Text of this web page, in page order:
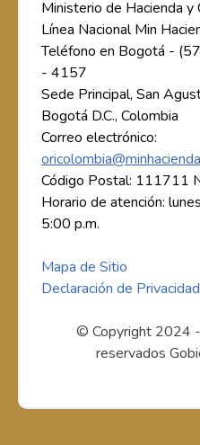
Ministerio de Hacienda y
Línea Nacional Min
Teléfono en Bogotá -
- 4157
Sede Principal, San
Bogotá D.C., Colombia
Correo electrónico:
Código Postal: 111711
Horario de atención:
5:00 p.m.
Mapa de Sitio
Declaración de Privacidad
© Copyright 2024
reservados